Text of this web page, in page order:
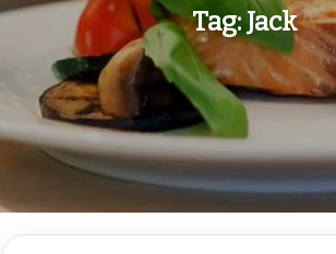
Tag:Jack